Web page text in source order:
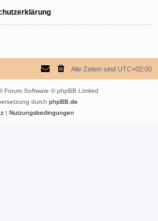
Alle Zeiten sind UTC+02:00
Forum Software © phpBB Limited
durch phpBB.de
| Nutzungsbedingungen